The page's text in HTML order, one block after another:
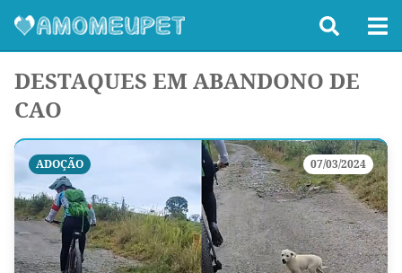
DESTAQUES EM ABANDONO DE
CAO
ADOÇÃO 07/03/2024